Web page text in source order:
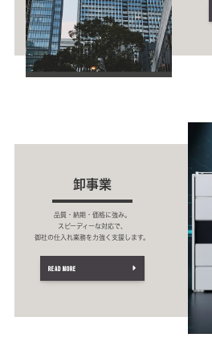
卸事業
品質・納期・価格に強み。
スピーディーな対応で、
御社の仕入れ業務を力強く支援します。
READ MORE